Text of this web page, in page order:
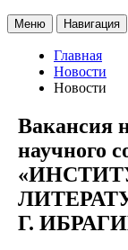
Меню Навигация
Главная
Новости
Новости
Вакансия
научного
Г.